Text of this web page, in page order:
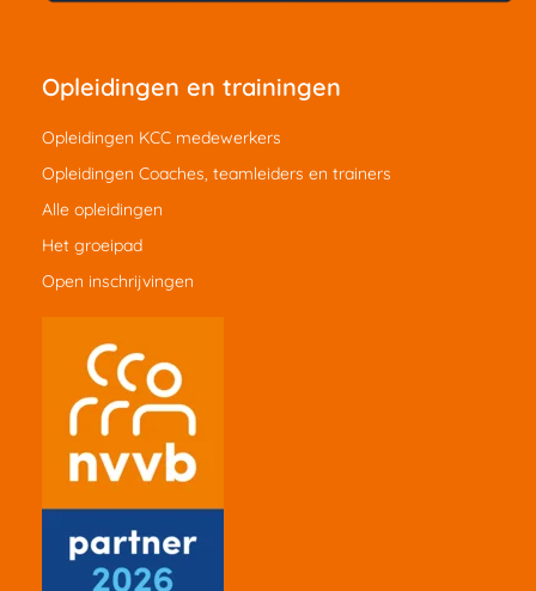
Opleidingen en trainingen
Opleidingen KCC medewerkers
Opleidingen Coaches, teamleiders en trainers
Alle opleidingen
Het groeipad
Open inschrijvingen